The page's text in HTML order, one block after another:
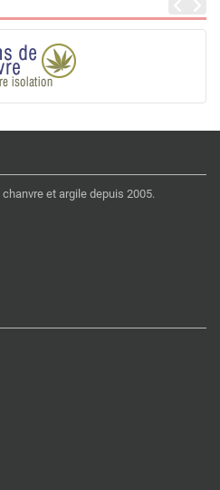
et argile depuis 2005.